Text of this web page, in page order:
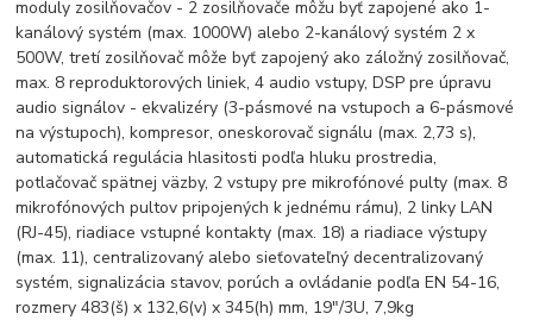
moduly zosilňovačov - 2 zosilňovače môžu byť zapojené ako 1-
kanálový systém (max. 1000W) alebo 2-kanálový systém 2 x
500W, tretí zosilňovač môže byť zapojený ako záložný zosilňovač,
max. 8 reproduktorových liniek, 4 audio vstupy, DSP pre úpravu
audio signálov - ekvalizéry (3-pásmové na vstupoch a 6-pásmové
na výstupoch), kompresor, oneskorovač signálu (max. 2,73 s),
automatická regulácia hlasitosti podľa hluku prostredia,
potlačovač spätnej väzby, 2 vstupy pre mikrofónové pulty (max. 8
mikrofónových pultov pripojených k jednému rámu), 2 linky LAN
(RJ-45), riadiace vstupné kontakty (max. 18) a riadiace výstupy
(max. 11), centralizovaný alebo sieťovateľný decentralizovaný
systém, signalizácia stavov, porúch a ovládanie podľa EN 54-16,
rozmery 483(š) x 132,6(v) x 345(h) mm, 19"/3U, 7,9kg